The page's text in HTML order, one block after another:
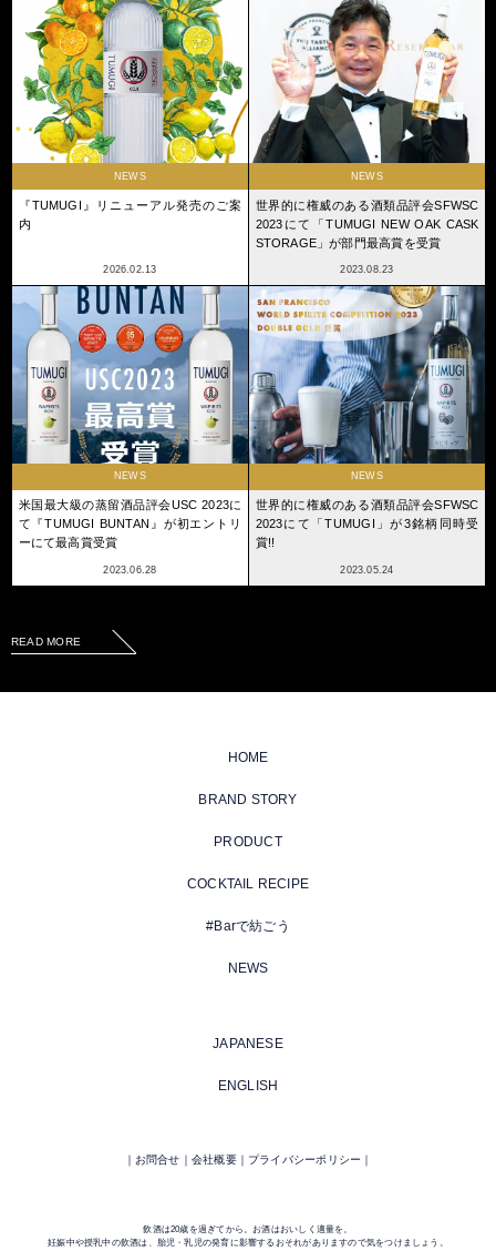
NEWS
『TUMUGI』リニューアル発売のご案
内
2026.02.13
NEWS
世界的に権威のある酒類品評会SFWSC
2023にて「TUMUGI NEW OAK CASK
STORAGE」が部門最高賞を受賞
2023.08.23
NEWS
米国最大級の蒸留酒品評会USC 2023に
て『TUMUGI BUNTAN』が初エントリ
ーにて最高賞受賞
2023.06.28
NEWS
世界的に権威のある酒類品評会SFWSC
2023にて「TUMUGI」が3銘柄同時受
賞!!
2023.05.24
READ MORE
HOME
BRAND STORY
PRODUCT
COCKTAIL RECIPE
#Barで紡ごう
NEWS
JAPANESE
ENGLISH
お問合せ 会社概要 プライバシーポリシー
飲酒は20歳を過ぎてから。お酒はおいしく適量を。
妊娠中や授乳中の飲酒は、胎児・乳児の発育に影響するおそれがありますので気をつけましょう。